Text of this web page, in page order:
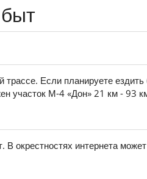
Если планируете ездить
участок М-4 «Дон» 21 км -
В окрестностях интернета